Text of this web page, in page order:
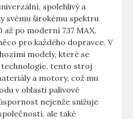
spolehlivý a
svému širokému ‌spektru
až po moderní 737 MAX,
pro každého ⁣dopravce. V
modely, které⁣ se⁢
tento stroj
a motory, což mu
v oblasti palivové
nejenže snižuje
ale také